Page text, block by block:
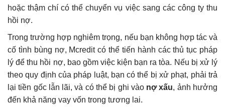
hoặc thậm chí có thể chuyển vụ việc sang các công ty thu
hồi nợ.
Trong trường hợp nghiêm trọng, nếu bạn không hợp tác và
cố tình bùng nợ, Mcredit có thể tiến hành các thủ tục pháp
lý để thu hồi nợ, bao gồm việc kiện bạn ra tòa. Nếu bị xử lý
theo quy định của pháp luật, bạn có thể bị xử phạt, phải trả
lại tiền gốc lẫn lãi, và có thể bị ghi vào nợ xấu, ảnh hưởng
đến khả năng vay vốn trong tương lai.